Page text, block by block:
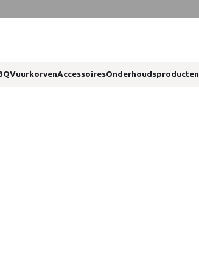
VuurkorvenAccessoiresOnderhoudsproducten